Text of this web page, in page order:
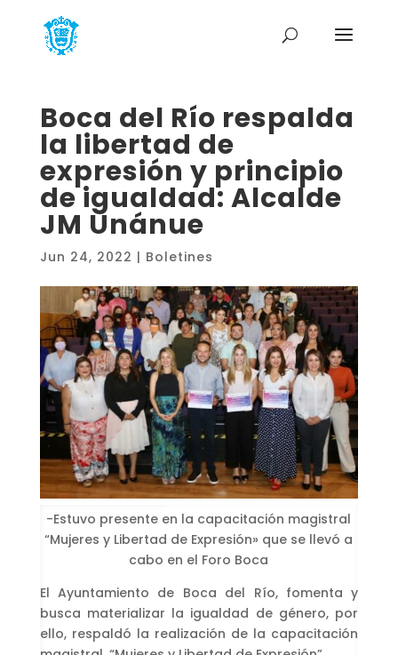
Boca del Río respalda
la libertad de
expresión y principio
de igualdad: Alcalde
JM Unánue
Jun 24, 2022 | Boletines
-Estuvo presente en la capacitación magistral
“Mujeres y Libertad de Expresión» que se llevó a
cabo en el Foro Boca
El Ayuntamiento de Boca del Río, fomenta y
busca materializar la igualdad de género, por
ello, respaldó la realización de la capacitación